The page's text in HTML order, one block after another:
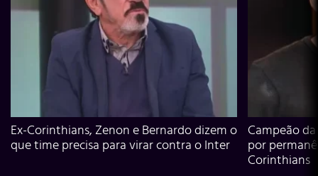
Ex-Corinthians, Zenon e Bernardo dizem o
que time precisa para virar contra o Inter
Campeão
por
Corinthians